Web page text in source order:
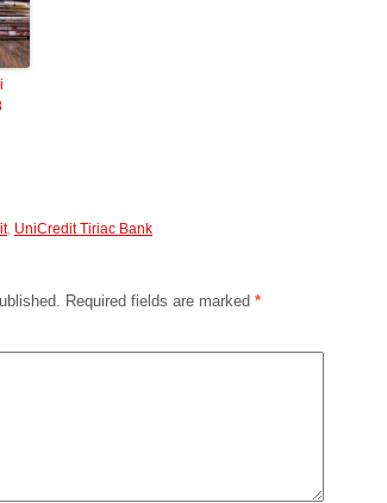
, UniCredit Tiriac Bank
Required fields are marked *